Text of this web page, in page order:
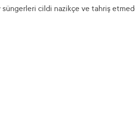
cildi nazikçe ve tahriş